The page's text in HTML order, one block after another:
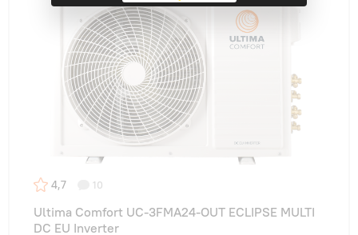
4,7 10
Ultima Comfort UC-3FMA24-OUT ECLIPSE MULTI
DC EU Inverter